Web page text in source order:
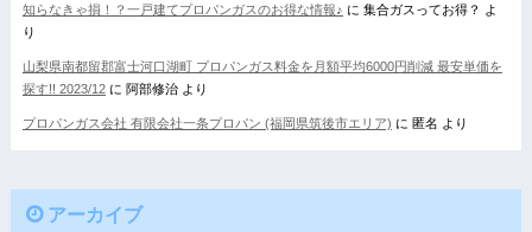
知らなきゃ損！？一戸建てプロパンガスのお得な情報♪ に 集合ガスってお得？
よ
り
山梨県南都留郡富士河口湖町 プロパンガス料金を月額平均6000円削減 最安単価を
探す!! 2023/12に 阿部修治より
プロパンガス会社 有限会社一条プロパン (福岡県筑後市エリア) に 匿名 より
アーカイブ